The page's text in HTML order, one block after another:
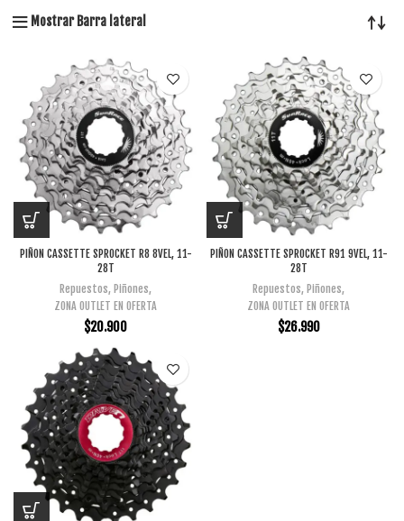
Mostrar Barra lateral
PIÑON CASSETTE SPROCKET R8 8VEL, 11-
28T
Repuestos, Piñones,
ZONA OUTLET EN OFERTA
$20.900
PIÑON CASSETTE SPROCKET R91 9VEL, 11-
28T
Repuestos, Piñones,
ZONA OUTLET EN OFERTA
$26.990